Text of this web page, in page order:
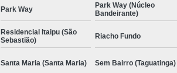
Park Way
Park Way (Núcleo
Bandeirante)
Residencial Itaipu (São
Sebastião)
Riacho Fundo
Santa Maria (Santa Maria) Sem Bairro (Taguatinga)